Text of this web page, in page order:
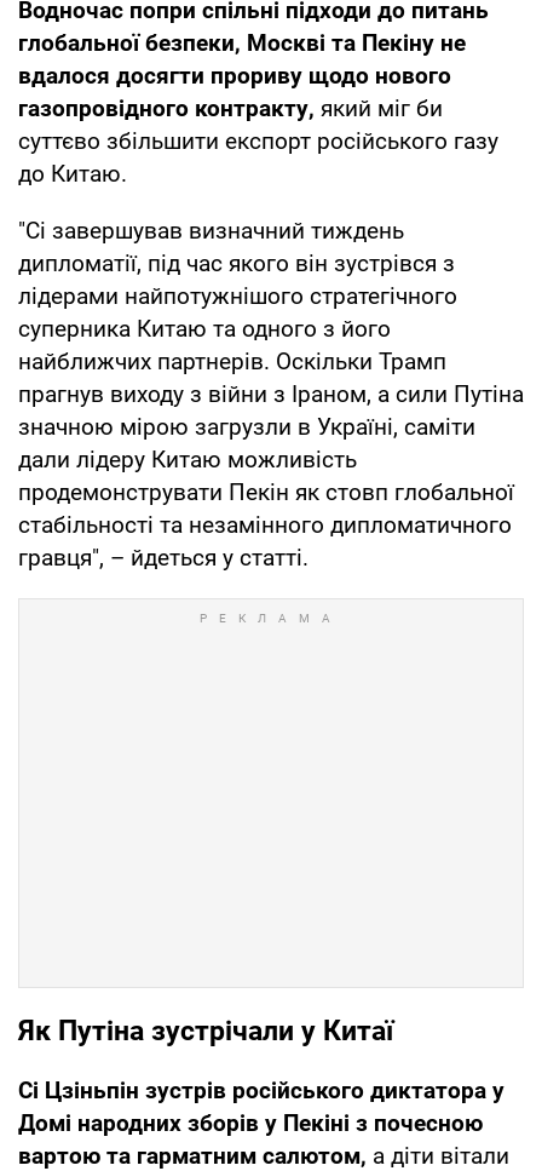
Водночас попри спільні підходи до питань
глобальної безпеки, Москві та Пекіну не
вдалося досягти прориву щодо нового
газопровідного контракту, який міг би
суттєво збільшити експорт російського газу
до Китаю.
"Сі завершував визначний тиждень
дипломатії, під час якого він зустрівся з
лідерами найпотужнішого стратегічного
суперника Китаю та одного з його
найближчих партнерів. Оскільки Трамп
прагнув виходу з війни з Іраном, а сили Путіна
значною мірою загрузли в Україні, саміти
дали лідеру Китаю можливість
продемонструвати Пекін як стовп глобальної
стабільності та незамінного дипломатичного
гравця", – йдеться у статті.
Як Путіна зустрічали у Китаї
Сі Цзіньпін зустрів російського диктатора у
Домі народних зборів у Пекіні з почесною
вартою та гарматним салютом, а діти вітали